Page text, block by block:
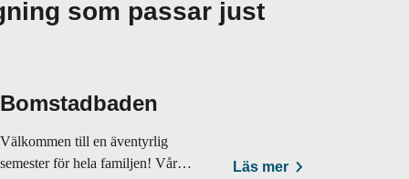
som passar just
Bomstadbaden
Välkommen till en äventyrlig
semester för hela familjen! Vår
Läs mer